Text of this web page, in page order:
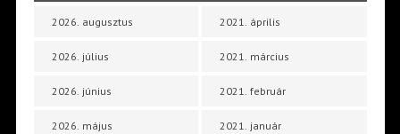
2026. augusztus
2026. július
2026. június
2026. május
2021. április
2021. március
2021. február
2021. január